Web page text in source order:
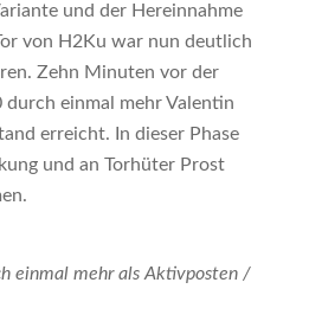
und der Hereinnahme
von H2Ku war nun deutlich
Zehn Minuten vor der
durch einmal mehr Valentin
erreicht. In dieser Phase
und an Torhüter Prost
einmal mehr als Aktivposten /